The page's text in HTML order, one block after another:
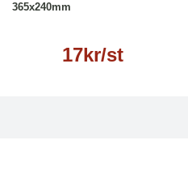
365x240mm
17kr/st